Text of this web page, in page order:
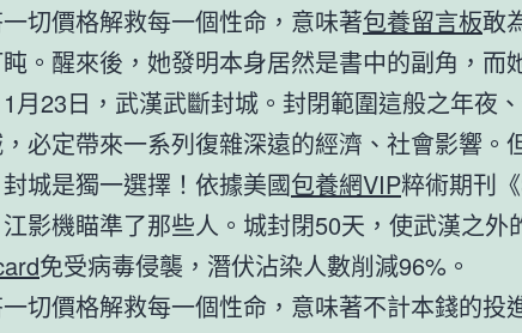
切價格解救每一個性命，意味著包養留言板敢
。醒來後，她發明本身居然是書中的副角，而
月23日，武漢武斷封城。封閉範圍這般之年夜
必定帶來一系列復雜深遠的經濟、社會影響。
城是獨一選擇！依據美國包養網VIP粹術期刊
影機瞄準了那些人。城封閉50天，使武漢之外
免受病毒侵襲，潛伏沾染人數削減96%。
切價格解救每一個性命，意味著不計本錢的投